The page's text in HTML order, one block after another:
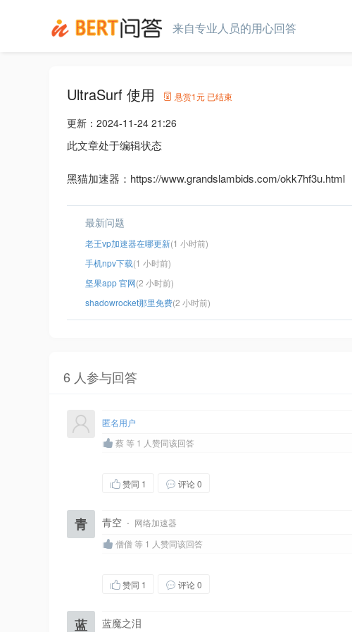
来自专业人员的用心回答
UltraSurf 使用 悬赏1元 已结束
更新： 2024-11-24 21:26
此文章处于编辑状态
黑猫加速器：https://www.grandslambids.com/okk7hf3u.html
最新问题
老王vp加速器在哪更新(1 小时前)
手机npv下载(1 小时前)
坚果app 官网(2 小时前)
shadowrocket那里免费(2 小时前)
6 人参与回答
匿名用户
蔡 等 1 人赞同该回答
赞同 1 评论 0
青 青空 · 网络加速器
僧僧 等 1 人赞同该回答
赞同 1 评论 0
蓝 蓝魔之泪